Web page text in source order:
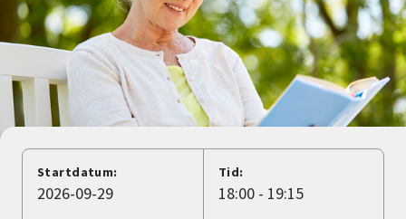
Starta studiecirkel
Cirkelledare
Nyheter
Avdelningar
Startdatum:
2026-09-29
Tid:
18:00 - 19:15